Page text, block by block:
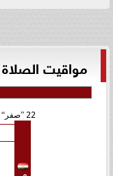
مواقيت الصلاة
22 صفر